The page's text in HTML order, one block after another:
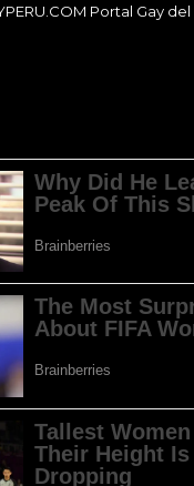
Portal Gay